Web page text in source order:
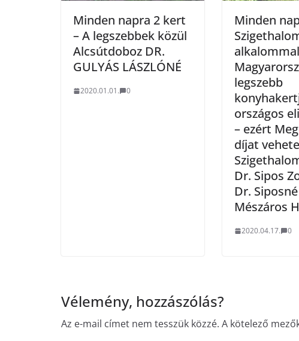
Minden napra 2 kert
– A legszebbek közül
Alcsútdoboz DR.
GULYÁS LÁSZLÓNÉ
2020.01.01. 0
Minden
legszebb
országos
– ezért
díjat
Dr. Sipos
Dr. Siposné
Mészáros
2020.04.17. 0
Vélemény, hozzászólás?
Az e-mail címet nem tesszük közzé. A kötelező